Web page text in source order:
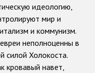
ненависти
идеологию,
мир и
и коммунизм.
неполноценны в
силой Холокоста.
кровавый навет,